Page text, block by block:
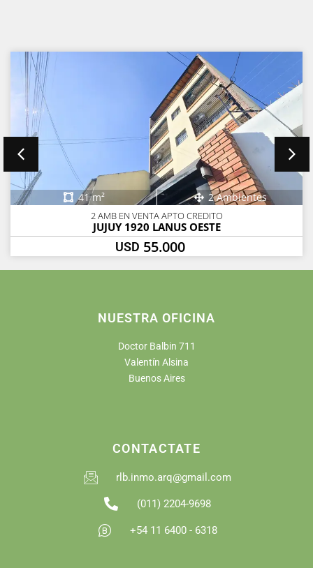
41 m² 2 Ambientes
2 AMB EN VENTA APTO CREDITO
JUJUY 1920 LANUS OESTE
USD 55.000
NUESTRA OFICINA
Doctor Balbin 711
Valentín Alsina
Buenos Aires
CONTACTATE
rlb.inmo.arq@gmail.com
(011) 2204-9698
+54 11 6400 - 6318